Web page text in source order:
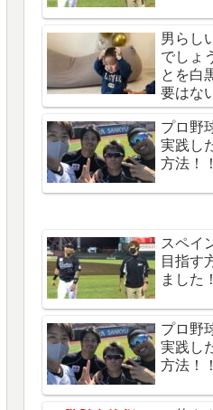
男らし
でしょ
とを白
要はな
プロ野
実践し
方法！！
スペイ
目指す
ました
プロ野
実践し
方法！！